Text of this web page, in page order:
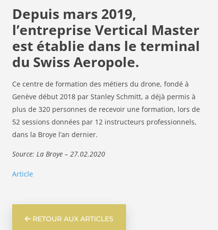
Depuis mars 2019,
l’entreprise Vertical Master
est établie dans le terminal
du Swiss Aeropole.
Ce centre de formation des métiers du drone, fondé à
Genève début 2018 par Stanley Schmitt, a déjà permis à
plus de 320 personnes de recevoir une formation, lors de
52 sessions données par 12 instructeurs professionnels,
dans la Broye l’an dernier.
Source: La Broye – 27.02.2020
Article
RETOUR AUX ARTICLES